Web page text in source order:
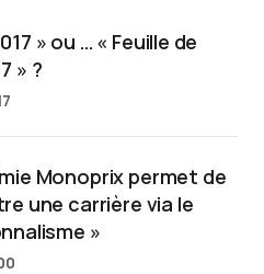
» ou … « Feuille de
» ?
Monoprix permet de
une carrière via le
»